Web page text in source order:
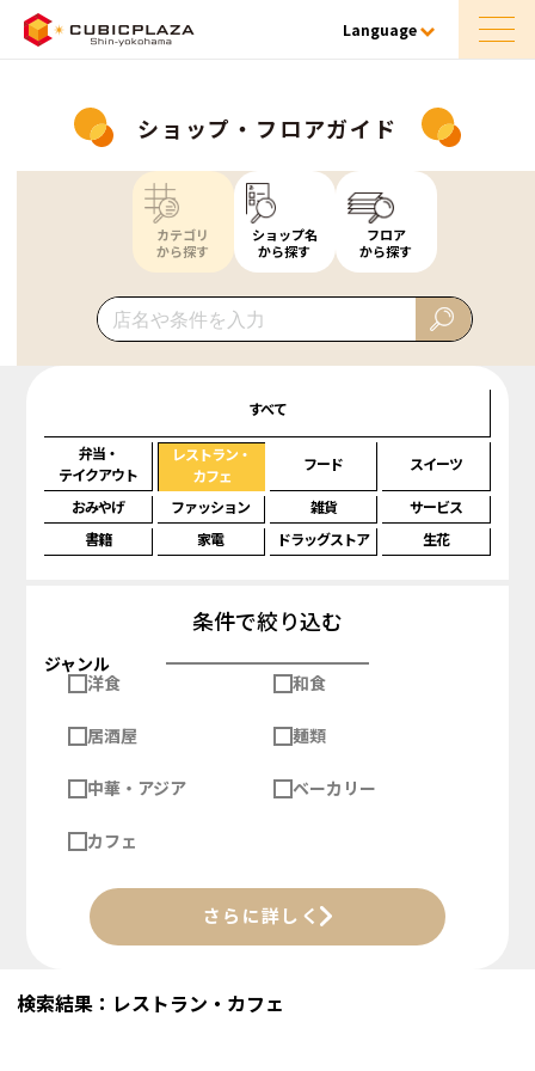
Language
ショップ・フロアガイド
カテゴリ
から探す
ショップ名
から探す
フロア
から探す
すべて
弁当・
テイクアウト
レストラン・
カフェ
フード スイーツ
おみやげ ファッション 雑貨
サービス
書籍
家電 ドラッグストア 生花
条件で絞り込む
ジャンル
洋食
和食
居酒屋 麺類
中華・アジア ベーカリー
カフェ
さらに詳しく
検索結果：レストラン・カフェ